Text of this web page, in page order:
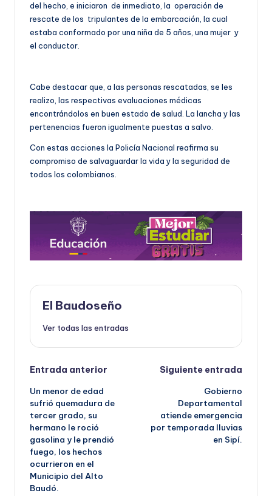
del hecho, e iniciaron de inmediato, la operación de
rescate de los tripulantes de la embarcación, la cual
estaba conformado por una niña de 5 años, una mujer y
el conductor.
Cabe destacar que, a las personas rescatadas, se les
realizo, las respectivas evaluaciones médicas
encontrándolos en buen estado de salud. La lancha y las
pertenencias fueron igualmente puestas a salvo.
Con estas acciones la Policía Nacional reafirma su
compromiso de salvaguardar la vida y la seguridad de
todos los colombianos.
El Baudoseño
Ver todas las entradas
Navegación
de
entradas
Entrada anterior
Un menor de edad
sufrió quemadura de
tercer grado, su
hermano le roció
gasolina y le prendió
fuego, los hechos
ocurrieron en el
Municipio del Alto
Baudó.
Siguiente entrada
Gobierno
Departamental
atiende emergencia
por temporada lluvias
en Sipí.